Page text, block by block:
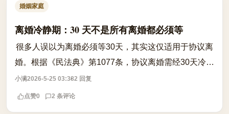
婚姻家庭
离婚冷静期：30 天不是所有离婚都必须等
很多人误以为离婚必须等30天，其实这仅适用于协议离
婚。根据《民法典》第1077条，协议离婚需经30天冷静
期，但若存在家暴、出轨、转移财产等情形，冷静期并
非强制适用。若一方有家暴行为，另一方...
小满2026-5-25 03:382 回复
点赞0 2 条评论